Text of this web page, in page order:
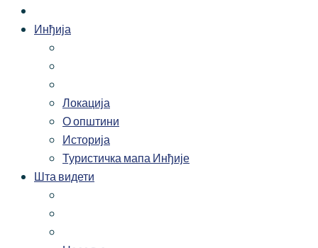
Инђија
Локација
О општини
Историја
Туристичка мапа Инђије
Шта видети